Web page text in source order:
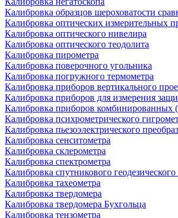
Калибровка образцов шероховатости
Калибровка оптических измерительных
Калибровка оптического нивелира
Калибровка оптического теодолита
Калибровка пирометра
Калибровка поверочного угольника
Калибровка погружного термометра
Калибровка приборов вертикального
Калибровка приборов для измерения
Калибровка приборов
Калибровка психрометрического
Калибровка пьезоэлектрического
Калибровка сенситометра
Калибровка склерометра
Калибровка спектрометра
Калибровка спутникового
Калибровка тахеометра
Калибровка твердомера
Калибровка твердомера Бухгольца
Калибровка тензометра